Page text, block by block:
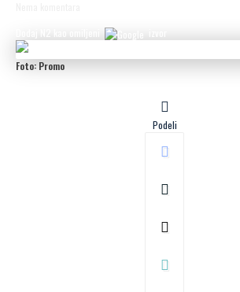
Foto: Promo
Podeli